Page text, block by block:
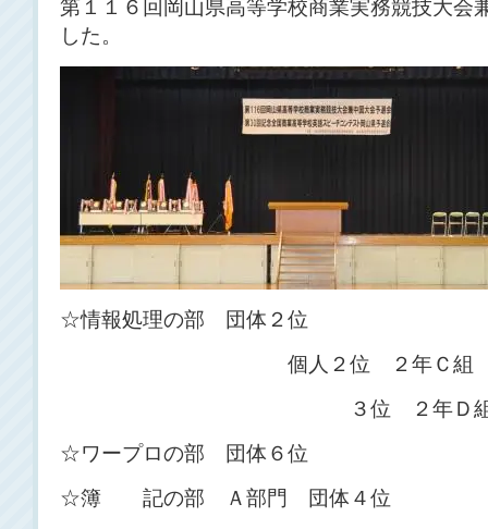
第１１６回岡山県高等学校商業実務競技大会
した。
☆情報処理の部 団体２位
個人２位 ２年Ｃ組 谷
３位 ２年Ｄ組 久
☆ワープロの部 団体６位
☆簿 記の部 Ａ部門 団体４位